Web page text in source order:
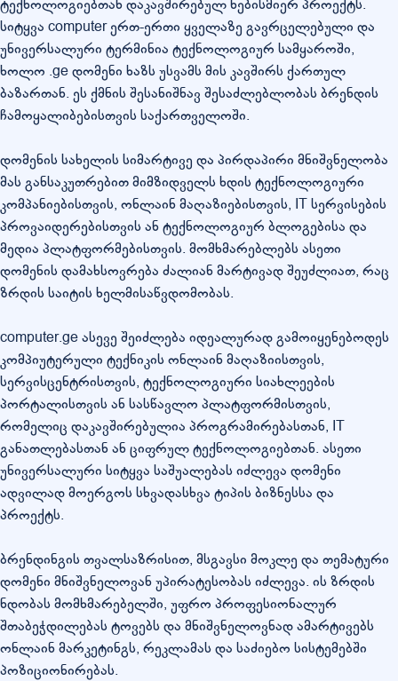
ტექნოლოგიებთან დაკავშირებულ ნებისმიერ პროექტს.
სიტყვა computer ერთ-ერთი ყველაზე გავრცელებული და
უნივერსალური ტერმინია ტექნოლოგიურ სამყაროში,
ხოლო .ge დომენი ხაზს უსვამს მის კავშირს ქართულ
ბაზართან. ეს ქმნის შესანიშნავ შესაძლებლობას ბრენდის
ჩამოყალიბებისთვის საქართველოში.
დომენის სახელის სიმარტივე და პირდაპირი მნიშვნელობა
მას განსაკუთრებით მიმზიდველს ხდის ტექნოლოგიური
კომპანიებისთვის, ონლაინ მაღაზიებისთვის, IT სერვისების
პროვაიდერებისთვის ან ტექნოლოგიურ ბლოგებისა და
მედია პლატფორმებისთვის. მომხმარებლებს ასეთი
დომენის დამახსოვრება ძალიან მარტივად შეუძლიათ, რაც
ზრდის საიტის ხელმისაწვდომობას.
computer.ge ასევე შეიძლება იდეალურად გამოიყენებოდეს
კომპიუტერული ტექნიკის ონლაინ მაღაზიისთვის,
სერვისცენტრისთვის, ტექნოლოგიური სიახლეების
პორტალისთვის ან სასწავლო პლატფორმისთვის,
რომელიც დაკავშირებულია პროგრამირებასთან, IT
განათლებასთან ან ციფრულ ტექნოლოგიებთან. ასეთი
უნივერსალური სიტყვა საშუალებას იძლევა დომენი
ადვილად მოერგოს სხვადასხვა ტიპის ბიზნესსა და
პროექტს.
ბრენდინგის თვალსაზრისით, მსგავსი მოკლე და თემატური
დომენი მნიშვნელოვან უპირატესობას იძლევა. ის ზრდის
ნდობას მომხმარებელში, უფრო პროფესიონალურ
შთაბეჭდილებას ტოვებს და მნიშვნელოვნად ამარტივებს
ონლაინ მარკეტინგს, რეკლამას და საძიებო სისტემებში
პოზიციონირებას.